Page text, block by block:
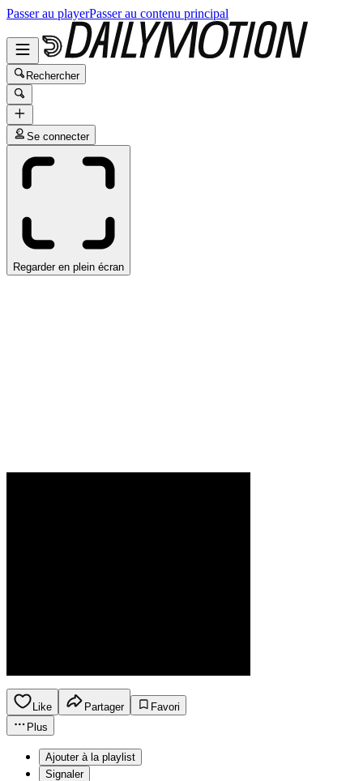
Passer au playerPasser au contenu principal
Rechercher
Se connecter
Regarder en plein écran
Like Partager
Favori
Plus
Ajouter à la playlist
Signaler